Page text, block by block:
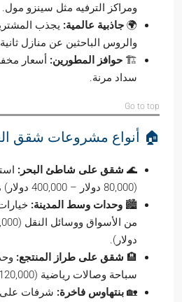
ومراكز الترفيه مثل سينزو مول.
🌍 جاذبية عالمية: يجذب
والروس الباحثين عن منازل ثانية.
🏗️ حوافز المطورين: أسعار
سداد مرنة.
Go to top
🏠 أنواع مشروعات شقق
🌊 شقق على شاطئ البحر:
(80,000 دولار – 400,000 دولار) مع إطلالات على البحر.
🏙️ وحدات وسط المدينة:
دولار).
🏨 شقق على طراز المنتجع:
سباحة وصالات رياضية (120,000 دولار – 600,000 دولار).
🏡 بنتهاوس فاخرة: شرفات